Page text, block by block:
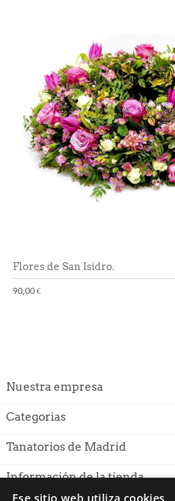
Flores de San Isidro.
90,00 €
Nuestra empresa
Categorias
Tanatorios de Madrid
Información de la tienda
PUNTUACIÓN PARA
Ese sitio web utiliza cookies